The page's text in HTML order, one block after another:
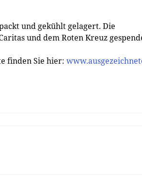
und gekühlt gelagert. Die
und dem Roten Kreuz
finden Sie hier: